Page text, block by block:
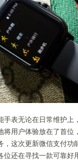
手表无论在日常维护上
将用户体验放在了首位
，这次更新微信支付功
位还在寻找一款可靠好